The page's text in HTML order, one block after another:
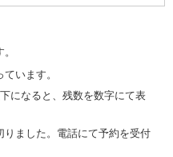
います。
になると、残数を数字にて表
りました。電話にて予約を受付